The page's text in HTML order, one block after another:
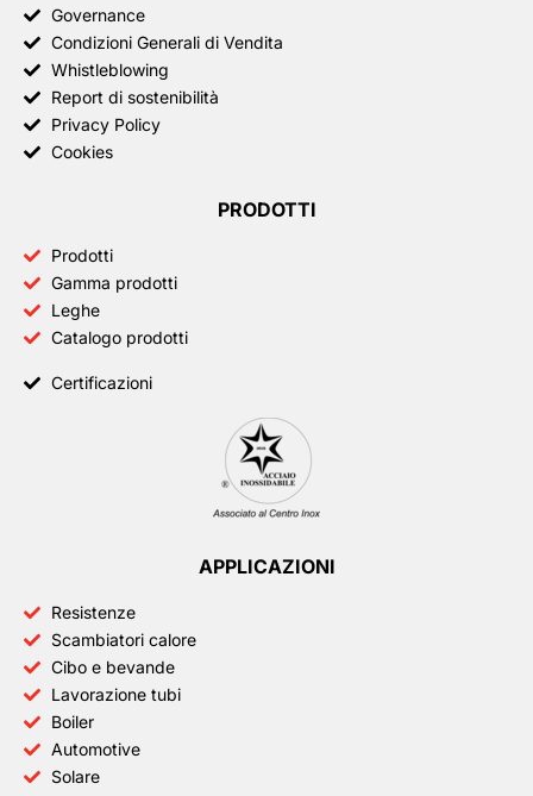
Governance
Condizioni Generali di Vendita
Whistleblowing
Report di sostenibilità
Privacy Policy
Cookies
PRODOTTI
Prodotti
Gamma prodotti
Leghe
Catalogo prodotti
Certificazioni
APPLICAZIONI
Resistenze
Scambiatori calore
Cibo e bevande
Lavorazione tubi
Boiler
Automotive
Solare